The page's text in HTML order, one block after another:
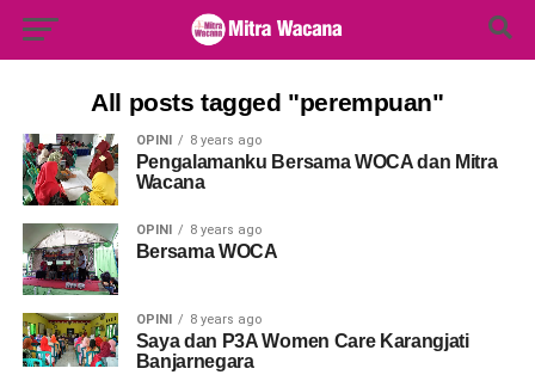
for:
All posts tagged "perempuan"
OPINI 8 years ago
Pengalamanku Bersama WOCA dan Mitra
Wacana
OPINI 8 years ago
Bersama WOCA
OPINI 8 years ago
Saya dan P3A Women Care Karangjati
Banjarnegara